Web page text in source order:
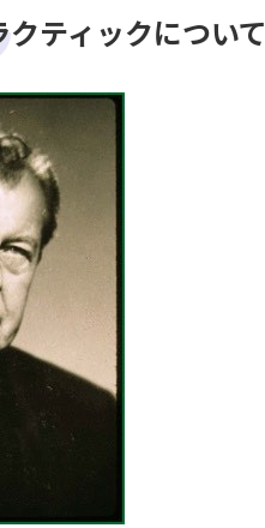
ティックについて